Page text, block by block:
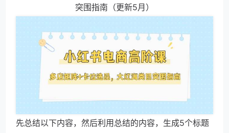
突围指南（更新5月）
先总结以下内容，然后利用总结的内容，生成5个标题